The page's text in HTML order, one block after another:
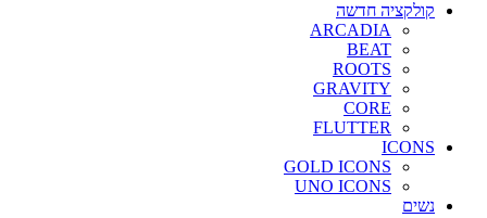
קולקציה חדשה
ARCADIA
BEAT
ROOTS
GRAVITY
CORE
FLUTTER
ICONS
GOLD ICONS
UNO ICONS
נשים